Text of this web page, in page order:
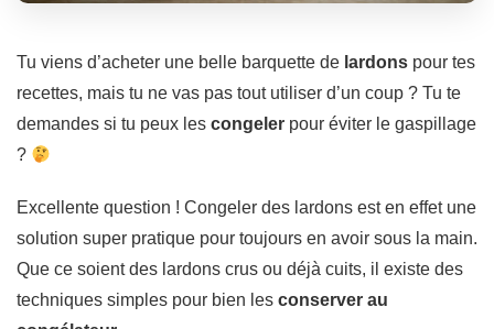
Tu viens d’acheter une belle barquette de lardons pour tes
recettes, mais tu ne vas pas tout utiliser d’un coup ? Tu te
demandes si tu peux les congeler pour éviter le gaspillage
?
Excellente question ! Congeler des lardons est en effet une
solution super pratique pour toujours en avoir sous la main.
Que ce soient des lardons crus ou déjà cuits, il existe des
techniques simples pour bien les conserver au